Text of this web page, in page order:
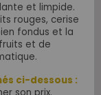
et limpide.
rouges, cerise
fondus et la
et de
ci-dessous :